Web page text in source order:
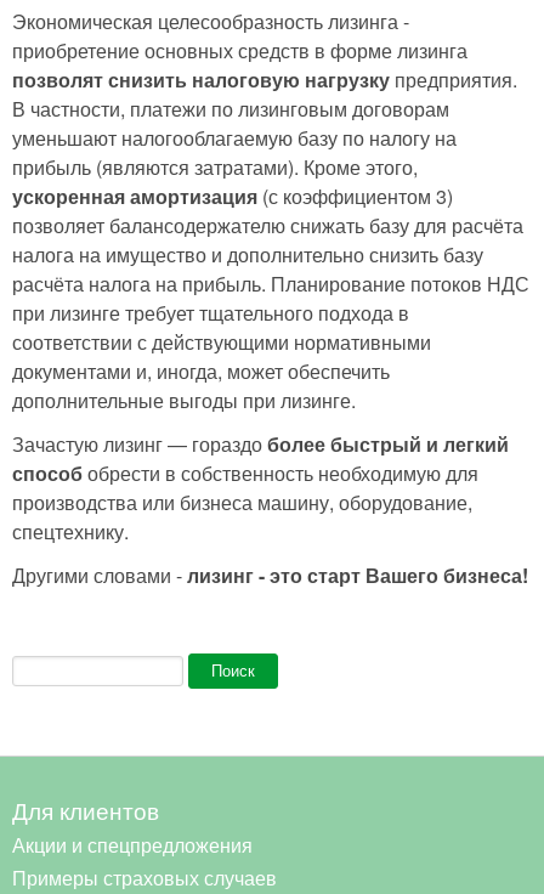
Экономическая целесообразность лизинга -
приобретение основных средств в форме лизинга
позволят снизить налоговую нагрузку предприятия.
В частности, платежи по лизинговым договорам
уменьшают налогооблагаемую базу по налогу на
прибыль (являются затратами). Кроме этого,
ускоренная амортизация (с коэффициентом 3)
позволяет балансодержателю снижать базу для расчёта
налога на имущество и дополнительно снизить базу
расчёта налога на прибыль. Планирование потоков НДС
при лизинге требует тщательного подхода в
соответствии с действующими нормативными
документами и, иногда, может обеспечить
дополнительные выгоды при лизинге.
Зачастую лизинг — гораздоболее быстрый и легкий
способобрести в собственность необходимую для
производства или бизнеса машину, оборудование,
спецтехнику.
Другими словами -лизинг - это старт Вашего бизнеса!
Форма поиска
Поиск
Для клиентов
Акции и спецпредложения
Примеры страховых случаев